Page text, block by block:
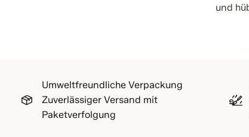
und
Umweltfreundliche Verpackung
Zuverlässiger Versand mit
Paketverfolgung